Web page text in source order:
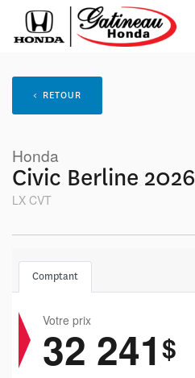
< RETOUR
Honda
Civic Berline 2026
LX CVT
Comptant
Votre prix
32 241$